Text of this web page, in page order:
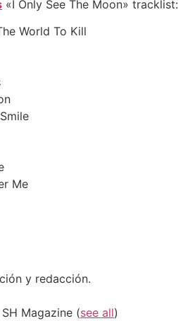
«I Only See The Moon» tracklist:
World To Kill
Me
y redacción.
Magazine (see all)